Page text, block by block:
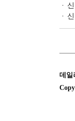
데일